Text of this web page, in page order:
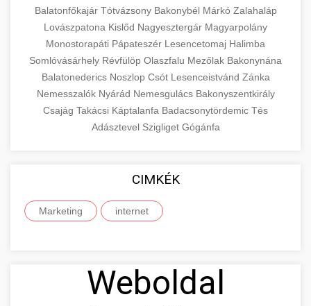
Balatonfőkajár Tótvázsony Bakonybél Márkó Zalahaláp
Lovászpatona Kislőd Nagyesztergár Magyarpolány
Monostorapáti Pápateszér Lesencetomaj Halimba
Somlóvásárhely Révfülöp Olaszfalu Mezőlak Bakonynána
Balatonederics Noszlop Csót Lesenceistvánd Zánka
Nemesszalók Nyárád Nemesgulács Bakonyszentkirály
Csajág Takácsi Káptalanfa Badacsonytördemic Tés
Adásztevel Szigliget Gógánfa
CIMKÉK
Marketing internet
Weboldal